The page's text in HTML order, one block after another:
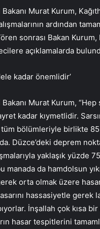
Murat Kurum,
ardından
sonrası Bakan
açıklamalarda
kadar önemlidir’
Murat Kurum,
kadar kıymetlidir.
tüm bölümleriyle birlikte
Düzce’deki deprem
yaklaşık yüzde
da hamdolsun
orta olmak üzere
hassasiyetle gerek
İnşallah çok kısa
hasar tespitlerini